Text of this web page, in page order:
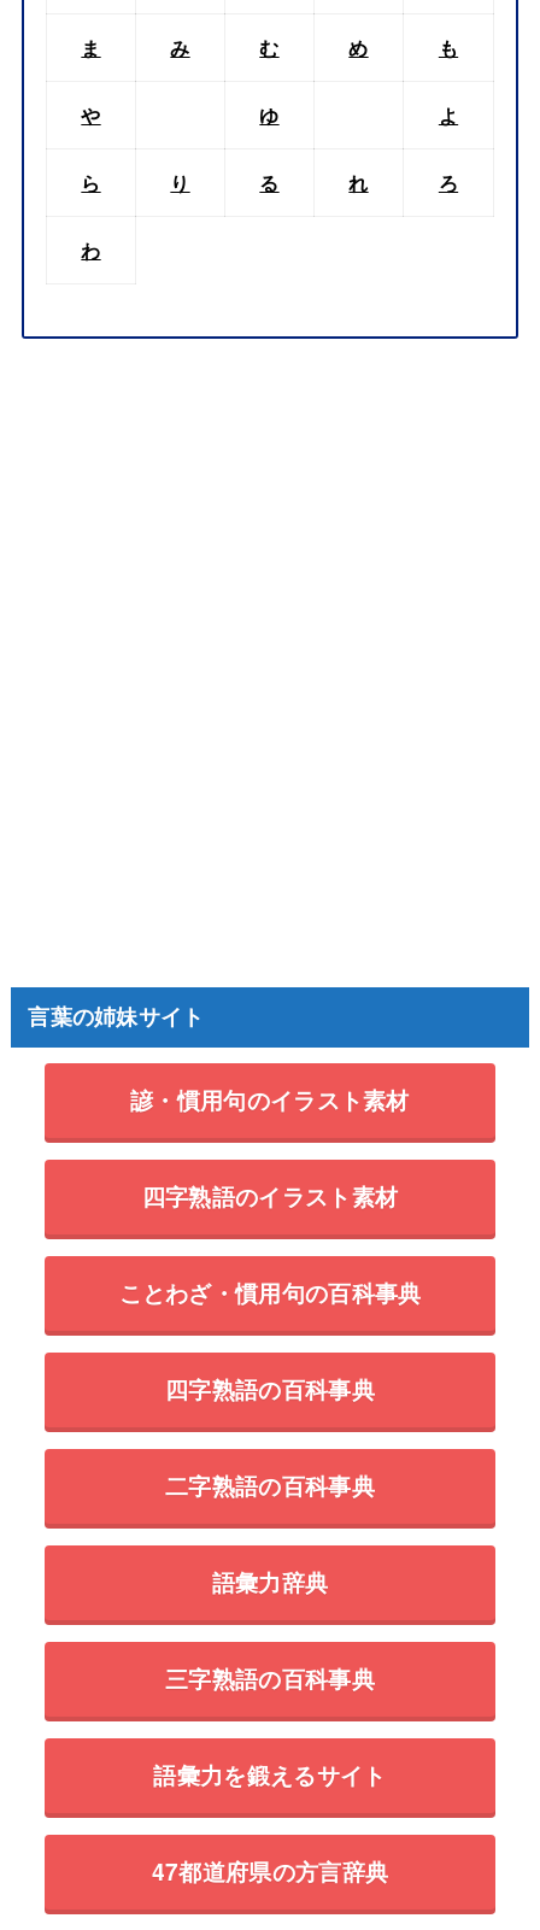
ま み む め も
や ゆ よ
ら り る れ ろ
わ
言葉の姉妹サイト
諺・慣用句のイラスト素材
四字熟語のイラスト素材
ことわざ・慣用句の百科事典
四字熟語の百科事典
二字熟語の百科事典
語彙力辞典
三字熟語の百科事典
語彙力を鍛えるサイト
47都道府県の方言辞典